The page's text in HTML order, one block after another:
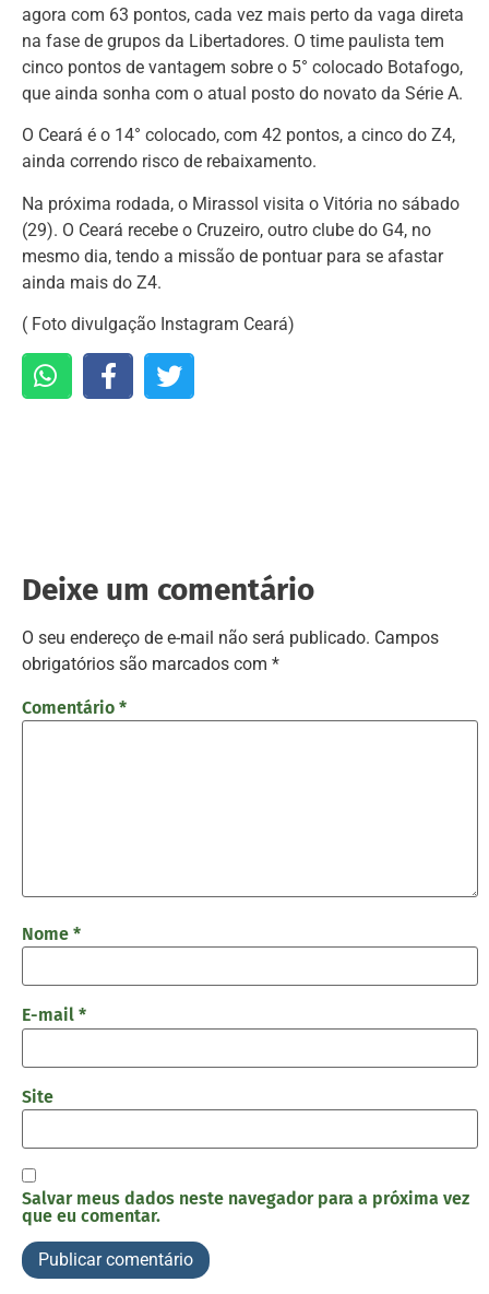
agora com 63 pontos, cada vez mais perto da vaga direta
na fase de grupos da Libertadores. O time paulista tem
cinco pontos de vantagem sobre o 5° colocado Botafogo,
que ainda sonha com o atual posto do novato da Série A.
O Ceará é o 14° colocado, com 42 pontos, a cinco do Z4,
ainda correndo risco de rebaixamento.
Na próxima rodada, o Mirassol visita o Vitória no sábado
(29). O Ceará recebe o Cruzeiro, outro clube do G4, no
mesmo dia, tendo a missão de pontuar para se afastar
ainda mais do Z4.
( Foto divulgação Instagram Ceará)
Deixe um comentário
O seu endereço de e-mail não será publicado. Campos
obrigatórios são marcados com *
Comentário *
Nome *
E-mail *
Site
Salvar meus dados neste navegador para a próxima vez
que eu comentar.